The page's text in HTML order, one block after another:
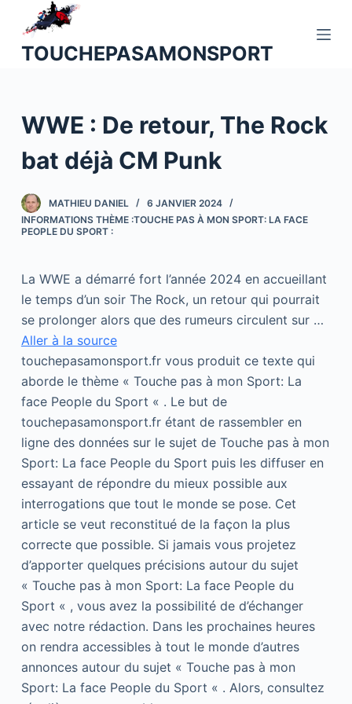
o
n
n
u
TOUCHEPASAMONSPORT
WWE : De retour, The Rock
bat déjà CM Punk
MATHIEU DANIEL
6 JANVIER 2024
INFORMATIONS THÈME :TOUCHE PAS À MON SPORT: LA FACE
PEOPLE DU SPORT :
La WWE a démarré fort l’année 2024 en accueillant
le temps d’un soir The Rock, un retour qui pourrait
se prolonger alors que des rumeurs circulent sur …
Aller à la source
touchepasamonsport.fr vous produit ce texte qui
aborde le thème « Touche pas à mon Sport: La
face People du Sport « . Le but de
touchepasamonsport.fr étant de rassembler en
ligne des données sur le sujet de Touche pas à mon
Sport: La face People du Sport puis les diffuser en
essayant de répondre du mieux possible aux
interrogations que tout le monde se pose. Cet
article se veut reconstitué de la façon la plus
correcte que possible. Si jamais vous projetez
d’apporter quelques précisions autour du sujet
« Touche pas à mon Sport: La face People du
Sport « , vous avez la possibilité de d’échanger
avec notre rédaction. Dans les prochaines heures
on rendra accessibles à tout le monde d’autres
annonces autour du sujet « Touche pas à mon
Sport: La face People du Sport « . Alors, consultez